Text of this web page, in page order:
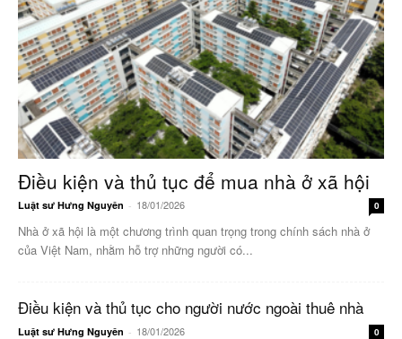
Điều kiện và thủ tục để mua nhà ở xã hội
Luật sư Hưng Nguyên - 18/01/2026 0
Nhà ở xã hội là một chương trình quan trọng trong chính sách nhà ở
của Việt Nam, nhằm hỗ trợ những người có...
Điều kiện và thủ tục cho người nước ngoài thuê nhà
Luật sư Hưng Nguyên - 18/01/2026 0